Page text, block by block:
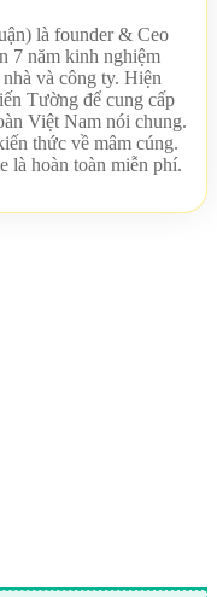
là founder & Ceo
7 năm kinh nghiệm
và công ty. Hiện
Tường để cung cấp
Việt Nam nói chung.
thức về mâm cúng.
là hoàn toàn miễn phí.